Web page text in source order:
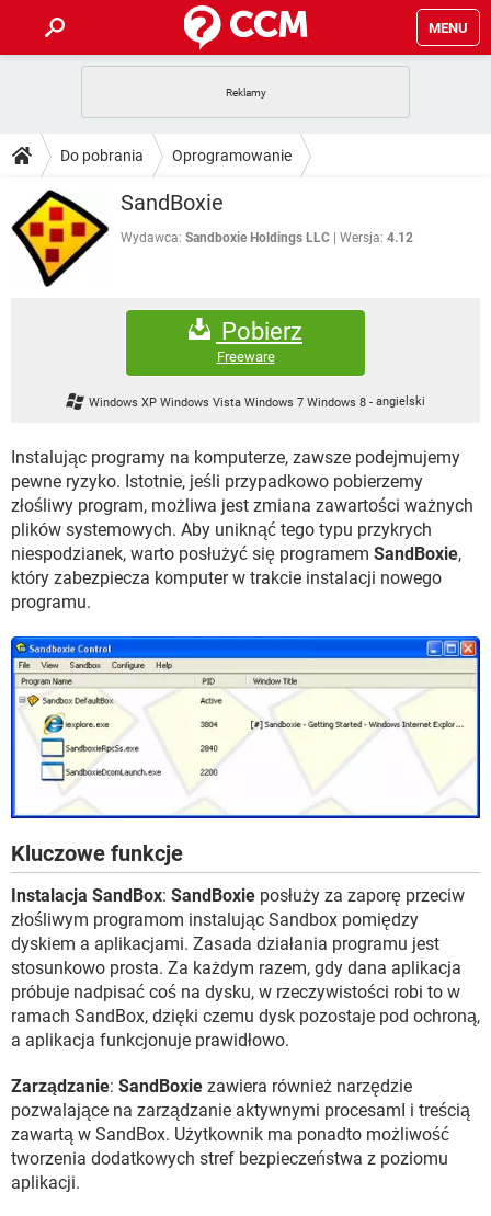
MENU
GRY WHATSAPP
SPOTIFY
INSTAGRAM FACEBOOK
WINDOWS 10
PORADY
PlayStation TIKTOK
GRY
SPOTIFY
DO POBRANIA
ANDROID TIKTOK
GRY
NETFLIX
FACEBOOK
FORUM
WHATSAPP
NETFLIX
INSTAGRAM FACEBOOK
TIKTOK
INSTAGRAM FACEBOOK
WINDOWS 10
Do pobrania Oprogramowanie
Programy antywirusowe
SandBoxie
Wydawca: Sandboxie Holdings LLC Wersja: 4.12
Pobierz
Freeware
Windows XP Windows Vista Windows 7 Windows 8 - angielski
Instalując programy na komputerze, zawsze podejmujemy
pewne ryzyko. Istotnie, jeśli przypadkowo pobierzemy
złośliwy program, możliwa jest zmiana zawartości ważnych
plików systemowych. Aby uniknąć tego typu przykrych
niespodzianek, warto posłużyć się programem SandBoxie,
który zabezpiecza komputer w trakcie instalacji nowego
programu.
Kluczowe funkcje
Instalacja SandBox: SandBoxie posłuży za zaporę przeciw
złośliwym programom instalując Sandbox pomiędzy
dyskiem a aplikacjami. Zasada działania programu jest
stosunkowo prosta. Za każdym razem, gdy dana aplikacja
próbuje nadpisać coś na dysku, w rzeczywistości robi to w
ramach SandBox, dzięki czemu dysk pozostaje pod ochroną,
a aplikacja funkcjonuje prawidłowo.
Zarządzanie: SandBoxie zawiera również narzędzie
pozwalające na zarządzanie aktywnymi procesamI i treścią
zawartą w SandBox. Użytkownik ma ponadto możliwość
tworzenia dodatkowych stref bezpieczeństwa z poziomu
aplikacji.